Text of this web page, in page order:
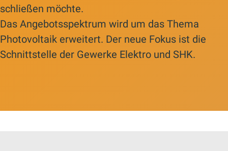
schließen möchte.
Das Angebotsspektrum wird um das Thema
Photovoltaik erweitert. Der neue Fokus ist die
Schnittstelle der Gewerke Elektro und SHK.